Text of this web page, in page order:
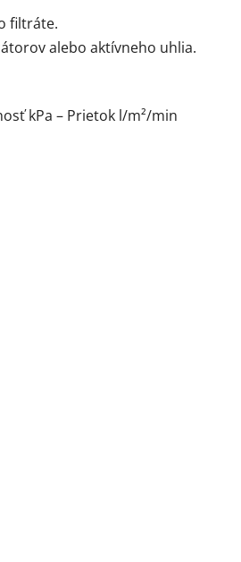
filtráte.
alebo aktívneho uhlia.
kPa – Prietok l/m²/min